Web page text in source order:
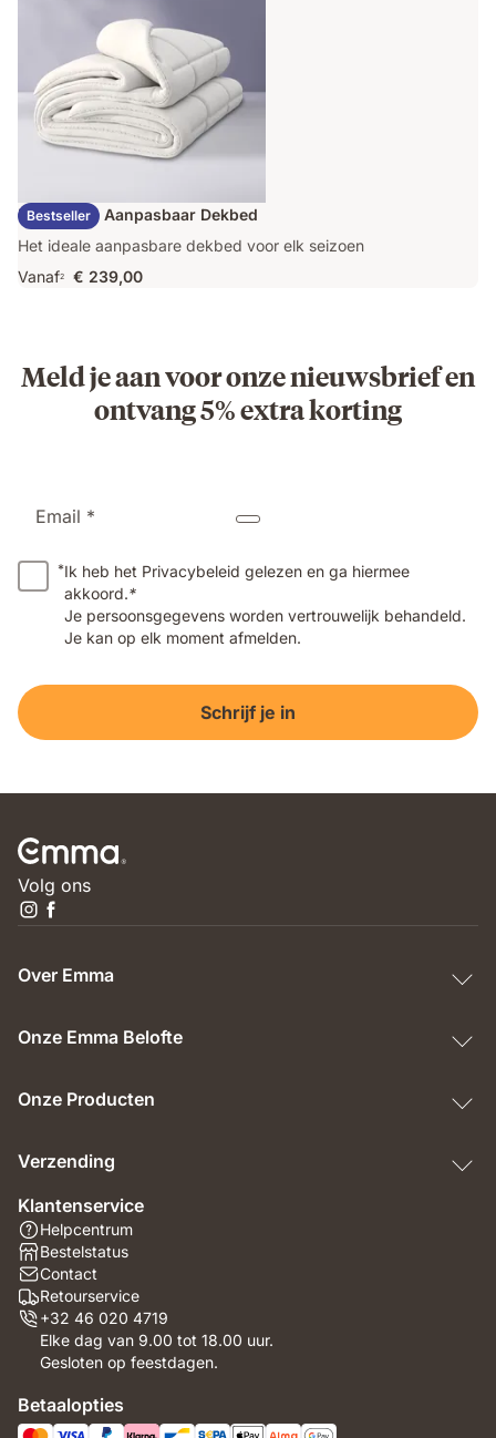
Bestseller
Emma Duo Aanpasbaar Dekbed
Het ideale aanpasbare dekbed voor elk seizoen
Vanaf2 € 239,00
Meld je aan voor onze nieuwsbrief en
ontvang 5% extra korting
Email *
*Ik heb het Privacybeleid gelezen en ga hiermee
akkoord.*
Je persoonsgegevens worden vertrouwelijk behandeld.
Je kan op elk moment afmelden.
Schrijf je in
Volg ons
Over Emma
Onze Emma Belofte
Onze Producten
Verzending
Klantenservice
Helpcentrum
Bestelstatus
Contact
Retourservice
+32 46 020 4719
Elke dag van 9.00 tot 18.00 uur.
Gesloten op feestdagen.
Betaalopties